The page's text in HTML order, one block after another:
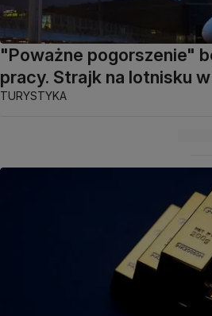
"Poważne pogorszenie"
pracy. Strajk na lotnisku
TURYSTYKA